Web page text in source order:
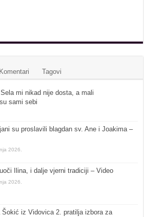
Komentari Tagovi
mi nikad nije dosta, a mali
sami sebi
su proslavili blagdan sv. Ane i Joakima –
2026.
Ilina, i dalje vjerni tradiciji – Video
2026.
Šokić iz Vidovica 2. pratilja izbora za